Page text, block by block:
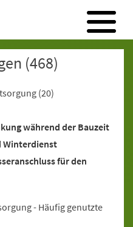
Paderborn
(468)
(20)
während der Bauzeit
Winterdienst
für den
- Häufig genutzte